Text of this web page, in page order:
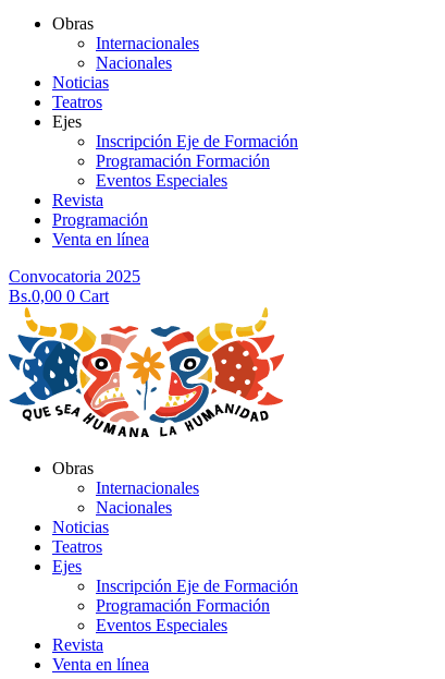
Obras
Internacionales
Nacionales
Noticias
Teatros
Ejes
Inscripción Eje de Formación
Programación Formación
Eventos Especiales
Revista
Programación
Venta en línea
Convocatoria 2025
Bs.0,00 0 Cart
Obras
Internacionales
Nacionales
Noticias
Teatros
Ejes
Inscripción Eje de Formación
Programación Formación
Eventos Especiales
Revista
Venta en línea